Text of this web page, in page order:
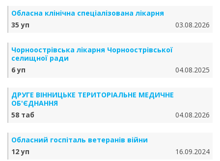
Обласна клінічна спеціалізована лікарня
35 уп
03.08.2026
Чорноострівська лікарня Чорноострівської
селищної ради
6 уп
04.08.2025
ДРУГЕ ВІННИЦЬКЕ ТЕРИТОРІАЛЬНЕ МЕДИЧНЕ
ОБ'ЄДНАННЯ
58 таб
04.08.2026
Обласний госпіталь ветеранів війни
12 уп
16.09.2024